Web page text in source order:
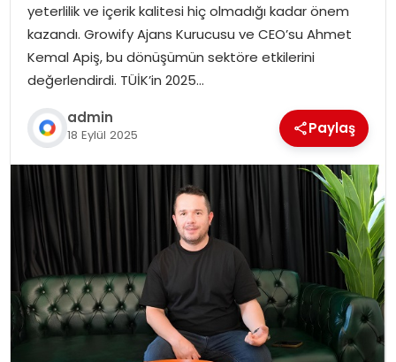
yeterlilik ve içerik kalitesi hiç olmadığı kadar önem
kazandı. Growify Ajans Kurucusu ve CEO’su Ahmet
Kemal Apiş, bu dönüşümün sektöre etkilerini
değerlendirdi. TÜİK’in 2025…
admin
18 Eylül 2025 Paylaş